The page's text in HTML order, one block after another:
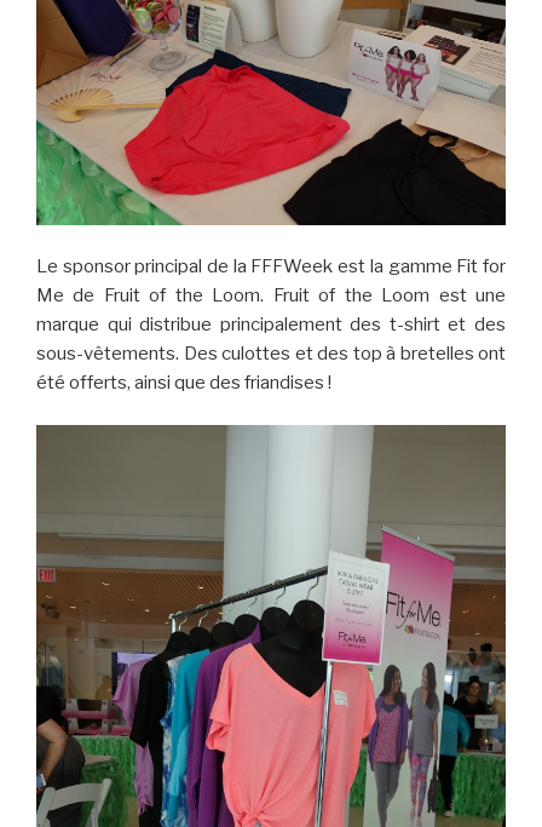
Le sponsor principal de la FFFWeek est la gamme Fit for
Me de Fruit of the Loom. Fruit of the Loom est une
marque qui distribue principalement des t-shirt et des
sous-vêtements. Des culottes et des top à bretelles ont
été offerts, ainsi que des friandises !